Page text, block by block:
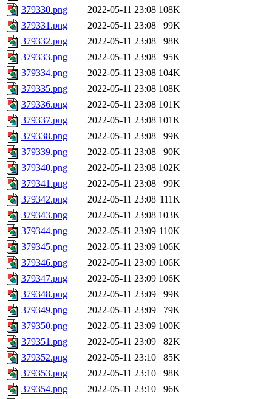
379330.png
2022-05-11 23:08 108K
379331.png
2022-05-11 23:08
99K
379332.png
2022-05-11 23:08
98K
379333.png
2022-05-11 23:08
95K
379334.png
2022-05-11 23:08 104K
379335.png
2022-05-11 23:08 108K
379336.png
2022-05-11 23:08 101K
379337.png
2022-05-11 23:08 101K
379338.png
2022-05-11 23:08
99K
379339.png
2022-05-11 23:08
90K
379340.png
2022-05-11 23:08 102K
379341.png
2022-05-11 23:08
99K
379342.png
2022-05-11 23:08 111K
379343.png
2022-05-11 23:08 103K
379344.png
2022-05-11 23:09 110K
379345.png
2022-05-11 23:09 106K
379346.png
2022-05-11 23:09 106K
379347.png
2022-05-11 23:09 106K
379348.png
2022-05-11 23:09
99K
379349.png
2022-05-11 23:09
79K
379350.png
2022-05-11 23:09 100K
379351.png
2022-05-11 23:09
82K
379352.png
2022-05-11 23:10
85K
379353.png
2022-05-11 23:10
98K
379354.png
2022-05-11 23:10 96K